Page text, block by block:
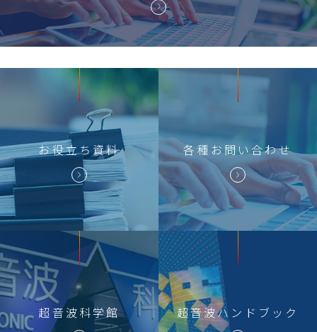
お役立ち資料 各種お問い合わせ
超音波科学館 超音波ハンドブック